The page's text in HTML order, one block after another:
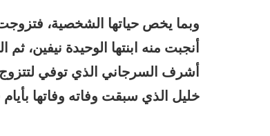
أنجبت منه ابنتها الوحيدة نيفين،
أشرف السرجاني الذي توفي
خليل الذي سبقت وفاته وفاتها